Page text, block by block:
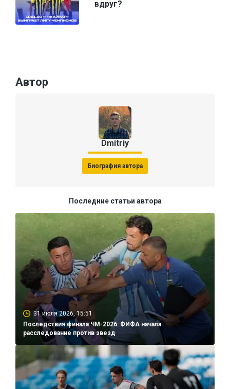
вдруг?
Автор
Dmitriy
Биография автора
Последние статьи автора
31 июля 2026, 15:51
Последствия финала ЧМ-2026: ФИФА начала
расследование против звезд